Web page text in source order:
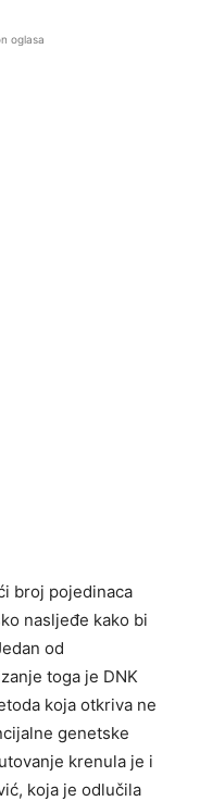
oglasa
broj pojedinaca
nasljeđe kako bi
od
toga je DNK
koja otkriva ne
genetske
krenula je i
koja je odlučila